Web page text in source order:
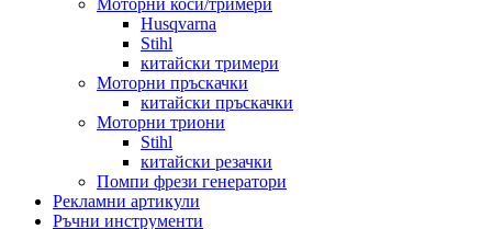
Моторни коси/тримери
Husqvarna
Stihl
китайски тримери
Моторни пръскачки
китайски пръскачки
Моторни триони
Stihl
китайски резачки
Помпи фрези генератори
Рекламни артикули
Ръчни инструменти